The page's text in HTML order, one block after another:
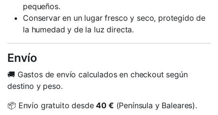
pequeños.
Conservar en un lugar fresco y seco, protegido de
la humedad y de la luz directa.
Envío
🚚 Gastos de envío calculados en checkout según
destino y peso.
📦 Envío gratuito desde40 € (Península y Baleares).